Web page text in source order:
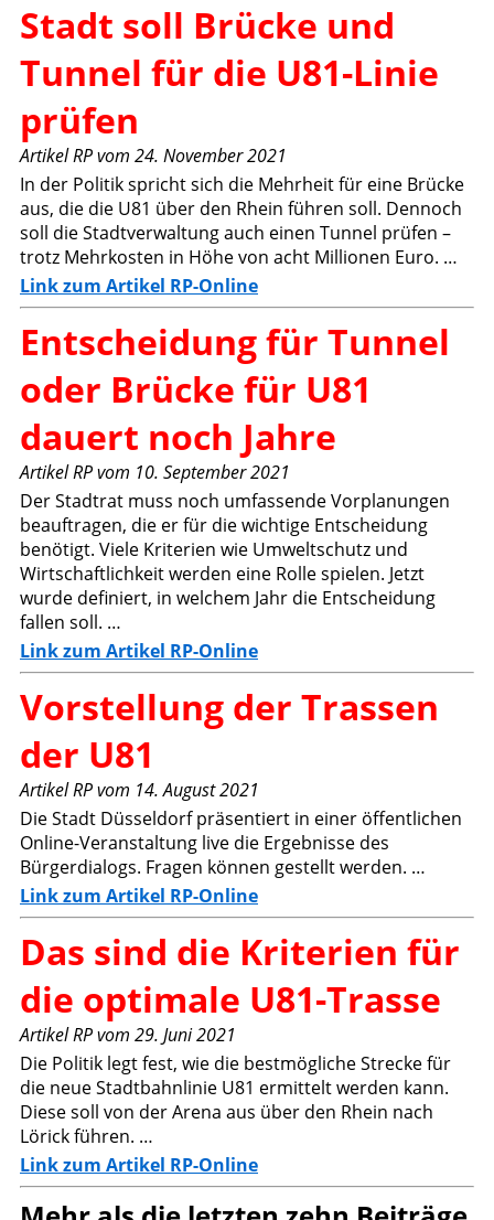
Stadt soll Brücke und
Tunnel für die U81-Linie
prüfen
Artikel RP vom 24. November 2021
In der Politik spricht sich die Mehrheit für eine Brücke
aus, die die U81 über den Rhein führen soll. Dennoch
soll die Stadtverwaltung auch einen Tunnel prüfen –
trotz Mehrkosten in Höhe von acht Millionen Euro. …
Link zum Artikel RP-Online
Entscheidung für Tunnel
oder Brücke für U81
dauert noch Jahre
Artikel RP vom 10. September 2021
Der Stadtrat muss noch umfassende Vorplanungen
beauftragen, die er für die wichtige Entscheidung
benötigt. Viele Kriterien wie Umweltschutz und
Wirtschaftlichkeit werden eine Rolle spielen. Jetzt
wurde definiert, in welchem Jahr die Entscheidung
fallen soll. …
Link zum Artikel RP-Online
Vorstellung der Trassen
der U81
Artikel RP vom 14. August 2021
Die Stadt Düsseldorf präsentiert in einer öffentlichen
Online-Veranstaltung live die Ergebnisse des
Bürgerdialogs. Fragen können gestellt werden. …
Link zum Artikel RP-Online
Das sind die Kriterien für
die optimale U81-Trasse
Artikel RP vom 29. Juni 2021
Die Politik legt fest, wie die bestmögliche Strecke für
die neue Stadtbahnlinie U81 ermittelt werden kann.
Diese soll von der Arena aus über den Rhein nach
Lörick führen. …
Link zum Artikel RP-Online